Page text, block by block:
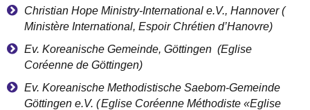
Christian Hope Ministry-International e.V., Hannover (
Ministère International, Espoir Chrétien d’Hanovre)
Ev. Koreanische Gemeinde, Göttingen (Eglise
Coréenne de Göttingen)
Ev. Koreanische Methodistische Saebom-Gemeinde
Göttingen e.V. (Eglise Coréenne Méthodiste «Eglise